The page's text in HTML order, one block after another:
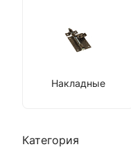
Накладные
Категория